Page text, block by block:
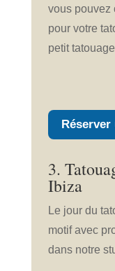
vous pouvez
pour votre
petit
3.
Ibiza
Le jour du
motif avec
dans notre